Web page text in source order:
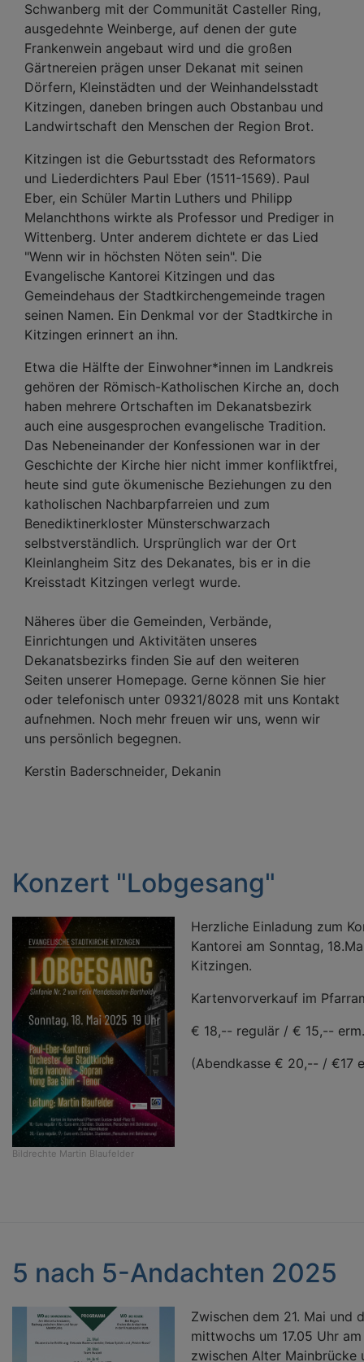
Schwanberg mit der Communität Casteller Ring,
ausgedehnte Weinberge, auf denen der gute
Frankenwein angebaut wird und die großen
Gärtnereien prägen unser Dekanat mit seinen
Dörfern, Kleinstädten und der Weinhandelsstadt
Kitzingen, daneben bringen auch Obstanbau und
Landwirtschaft den Menschen der Region Brot.
Kitzingen ist die Geburtsstadt des Reformators
und Liederdichters Paul Eber (1511-1569). Paul
Eber, ein Schüler Martin Luthers und Philipp
Melanchthons wirkte als Professor und Prediger in
Wittenberg. Unter anderem dichtete er das Lied
"Wenn wir in höchsten Nöten sein". Die
Evangelische Kantorei Kitzingen und das
Gemeindehaus der Stadtkirchengemeinde tragen
seinen Namen. Ein Denkmal vor der Stadtkirche in
Kitzingen erinnert an ihn.
Etwa die Hälfte der Einwohner*innen im Landkreis
gehören der Römisch-Katholischen Kirche an, doch
haben mehrere Ortschaften im Dekanatsbezirk
auch eine ausgesprochen evangelische Tradition.
Das Nebeneinander der Konfessionen war in der
Geschichte der Kirche hier nicht immer konfliktfrei,
heute sind gute ökumenische Beziehungen zu den
katholischen Nachbarpfarreien und zum
Benediktinerkloster Münsterschwarzach
selbstverständlich. Ursprünglich war der Ort
Kleinlangheim Sitz des Dekanates, bis er in die
Kreisstadt Kitzingen verlegt wurde.
Näheres über die Gemeinden, Verbände,
Einrichtungen und Aktivitäten unseres
Dekanatsbezirks finden Sie auf den weiteren
Seiten unserer Homepage. Gerne können Sie hier
oder telefonisch unter 09321/8028 mit uns Kontakt
aufnehmen. Noch mehr freuen wir uns, wenn wir
uns persönlich begegnen.
Kerstin Baderschneider, Dekanin
Konzert "Lobgesang"
Bildrechte Martin Blaufelder
Herzliche Einladung zum
Kantorei am Sonntag,
Kitzingen.
Kartenvorverkauf im
€ 18,-- regulär / € 15,-- erm.
(Abendkasse € 20,-- / €17
5 nach 5-Andachten 2025
Zwischen dem 21. Mai und
mittwochs um 17.05 Uhr
zwischen Alter Mainbrücke